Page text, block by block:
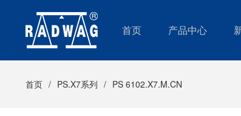
首页 产品中心
首页 PS.X7系列 PS 6102.X7.M.CN